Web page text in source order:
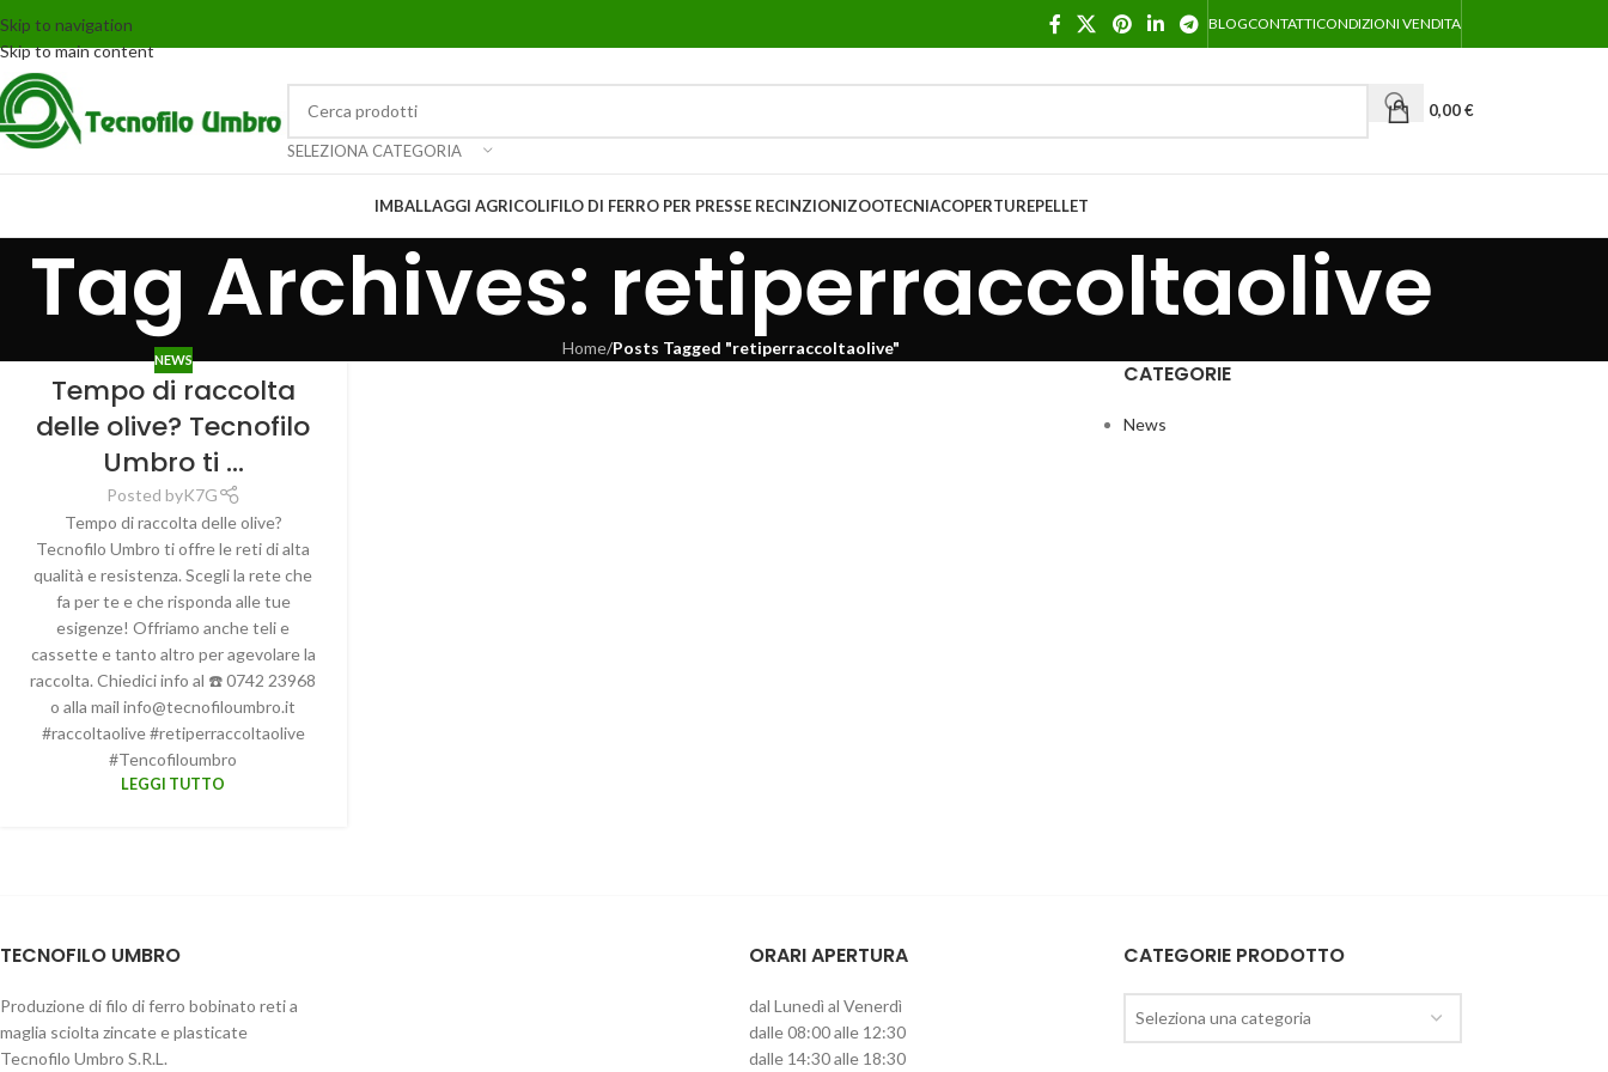
Skip to navigation
Skip to main content
BLOGCONTATTICONDIZIONI VENDITA
SELEZIONA CATEGORIA
0,00€
IMBALLAGGI AGRICOLIFILO DI FERRO PER PRESSE RECINZIONIZOOTECNIACOPERTUREPELLET
Tag Archives: retiperraccoltaolive
Home/Posts Tagged "retiperraccoltaolive"
NEWS
Tempo di raccolta
delle olive? Tecnofilo
Umbro ti …
Posted byK7G
Tempo di raccolta delle olive?
Tecnofilo Umbro ti offre le reti di alta
qualità e resistenza. Scegli la rete che
fa per te e che risponda alle tue
esigenze! Offriamo anche teli e
cassette e tanto altro per agevolare la
raccolta. Chiedici info al ☎️ 0742 23968
o alla mail
ti.orbmuolifoncet
@ofni
#raccoltaolive #retiperraccoltaolive
#Tencofiloumbro
LEGGI TUTTO
CATEGORIE
News
TECNOFILO UMBRO
Produzione di filo di ferro bobinato reti a
maglia sciolta zincate e plasticate
Tecnofilo Umbro S.R.L.
ORARI APERTURA
dal Lunedì al Venerdì
dalle 08:00 alle 12:30
dalle 14:30 alle 18:30
CATEGORIE PRODOTTO
Seleziona una categoria